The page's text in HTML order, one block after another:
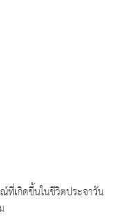
ที่เกิดขึ้นในชีวิตประจาวัน